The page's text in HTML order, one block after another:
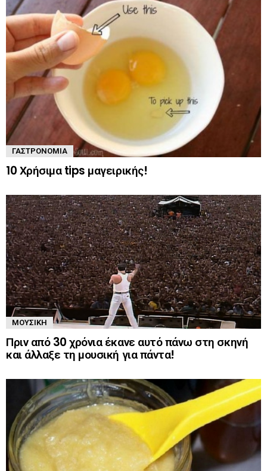
ΓΑΣΤΡΟΝΟΜΊΑ
10 Χρήσιμα tips μαγειρικής!
ΜΟΥΣΙΚΉ
Πριν από 30 χρόνια έκανε αυτό πάνω στη σκηνή
και άλλαξε τη μουσική για πάντα!